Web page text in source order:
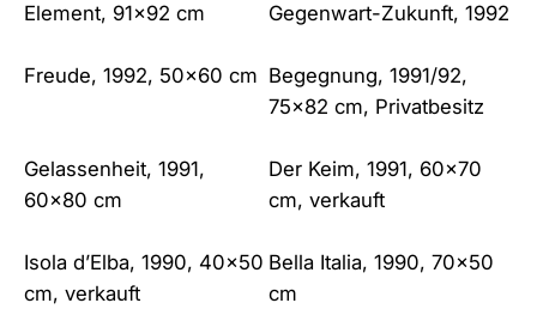
Element, 91×92 cm
Gegenwart-Zukunft, 1992
Freude, 1992, 50×60 cm Begegnung, 1991/92,
75×82 cm, Privatbesitz
Gelassenheit, 1991,
60×80 cm
Der Keim, 1991, 60×70
cm, verkauft
Isola d’Elba, 1990, 40×50
cm, verkauft
Bella Italia, 1990, 70×50
cm